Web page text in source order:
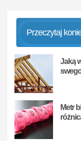
Przeczytaj
Jaką
Metr